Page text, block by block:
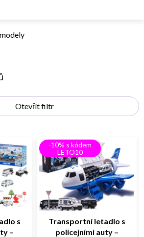
Otevřít filtr
s
–
-10% s kódem
LETO10
Transportní letadlo s
policejními auty –